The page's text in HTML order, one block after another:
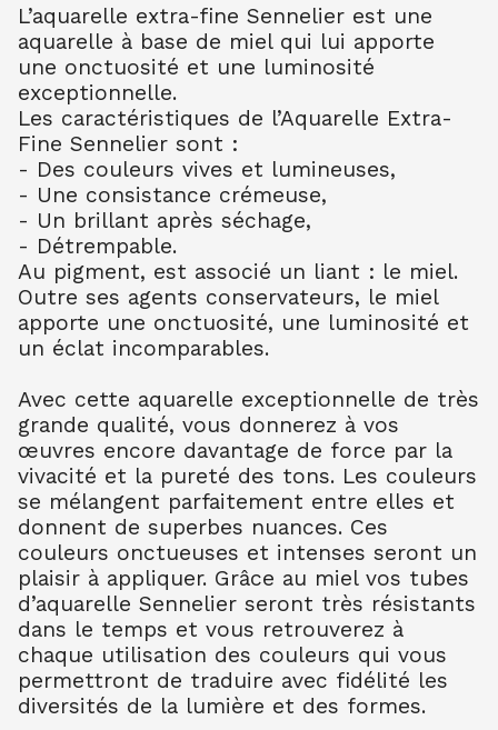
7.90€ TTC 7.89 € TTC
AQUARELLE EXTRA FINE TUBE 10 ML
BLEU CERULEUM 302
10.99€ TTC 10.99 € TTC
AQUARELLE EXTRA FINE TUBE 10 ML
BLEU COB FONC 309
10.99€ TTC 10.99€ TTC
AQUARELLE EXTRA FINE TUBE 10 ML
BLEU OUTR FR 314
8.80 € TTC 8.80€ TTC
AQUARELLE EXTRA FINE TUBE 10 ML
BLEU ROYAL 322
7.90€ TTC 7.89€ TTC
AQUARELLE EXTRA FINE TUBE 10 ML
TURQU PHTALO 341
8.80€ TTC 8.80 € TTC
AQUARELLE EXTRA FINE TUBE 10 ML
BLEU INDENTHR 395
10.00 € TTC
AQUARELLE EXTRA FINE TUBE 10 ML
TER OMB BR 202
7.90€ TTC 7.89€ TTC
AQUARELLE EXTRA FINE TUBE 10 ML
TER OMB NAT 205
7.90 € TTC 7.89€ TTC
AQUARELLE EXTRA FINE TUBE 10 ML
L’aquarelle extra-fine Sennelier est une
aquarelle à base de miel qui lui apporte
une onctuosité et une luminosité
exceptionnelle.
Les caractéristiques de l’Aquarelle Extra-
Fine Sennelier sont :
- Des couleurs vives et lumineuses,
- Une consistance crémeuse,
- Un brillant après séchage,
- Détrempable.
Au pigment, est associé un liant : le miel.
Outre ses agents conservateurs, le miel
apporte une onctuosité, une luminosité et
un éclat incomparables.
Avec cette aquarelle exceptionnelle de très
grande qualité, vous donnerez à vos
œuvres encore davantage de force par la
vivacité et la pureté des tons. Les couleurs
se mélangent parfaitement entre elles et
donnent de superbes nuances. Ces
couleurs onctueuses et intenses seront un
plaisir à appliquer. Grâce au miel vos tubes
d’aquarelle Sennelier seront très résistants
dans le temps et vous retrouverez à
chaque utilisation des couleurs qui vous
permettront de traduire avec fidélité les
diversités de la lumière et des formes.